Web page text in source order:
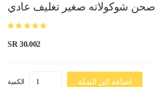
صحن شوكولاته صغير تغليف عادي
SR 30.002
الكمية اضافة الى السلة